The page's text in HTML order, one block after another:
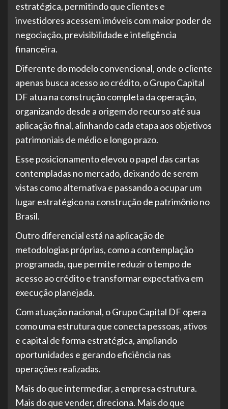
estratégica, permitindo que clientes e
investidores acessem imóveis com maior poder de
negociação, previsibilidade e inteligência
financeira.
Diferente do modelo convencional, onde o cliente
apenas busca acesso ao crédito, o Grupo Capital
DF atua na construção completa da operação,
organizando desde a origem do recurso até sua
aplicação final, alinhando cada etapa aos objetivos
patrimoniais de médio e longo prazo.
Esse posicionamento elevou o papel das cartas
contempladas no mercado, deixando de serem
vistas como alternativa e passando a ocupar um
lugar estratégico na construção de patrimônio no
Brasil.
Outro diferencial está na aplicação de
metodologias próprias, como a contemplação
programada, que permite reduzir o tempo de
acesso ao crédito e transformar expectativa em
execução planejada.
Com atuação nacional, o Grupo Capital DF opera
como uma estrutura que conecta pessoas, ativos
e capital de forma estratégica, ampliando
oportunidades e gerando eficiência nas
operações realizadas.
Mais do que intermediar, a empresa estrutura.
Mais do que vender, direciona. Mais do que